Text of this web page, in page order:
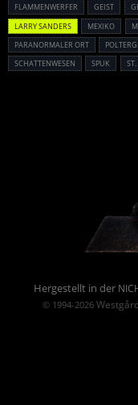
FLAMMENWERFER GEIST
LARRY SANDERS
MEXIKO
PARANORMALER ORT
SCHATTENWESEN
SPUK
Hergestellt in der
© 1994-2026